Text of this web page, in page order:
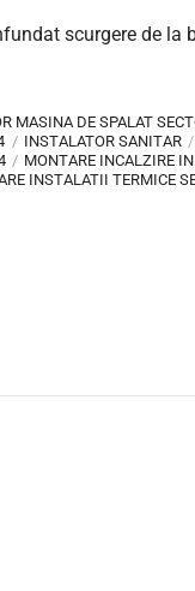
scurgere de la
MASINA DE SPALAT
INSTALATOR SANITAR
MONTARE INCALZIRE
INSTALATII TERMICE